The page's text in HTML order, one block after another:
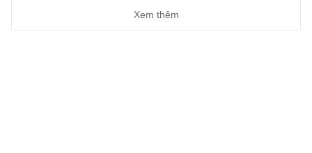
Xem thêm